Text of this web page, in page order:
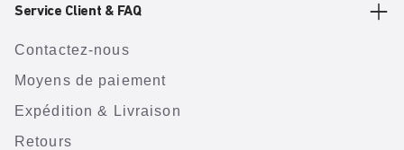
Service Client & FAQ
Contactez-nous
Moyens de paiement
Expédition & Livraison
Retours